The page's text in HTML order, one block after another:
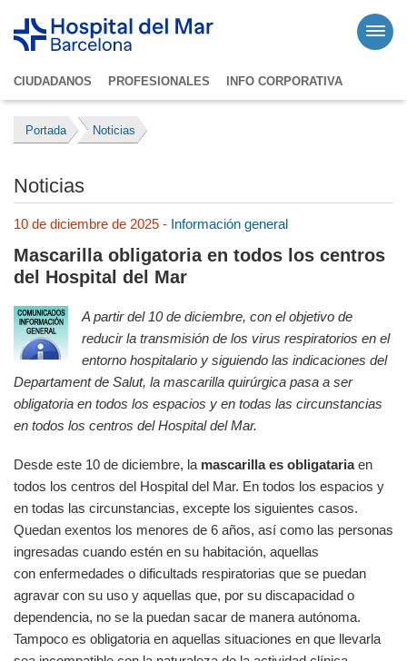
CIUDADANOS PROFESIONALES INFO CORPORATIVA
Portada Noticias
Noticias
10 de diciembre de 2025 - Información general
Mascarilla obligatoria en todos los centros
del Hospital del Mar
A partir del 10 de diciembre, con el objetivo de
reducir la transmisión de los virus respiratorios en el
entorno hospitalario y siguiendo las indicaciones del
Departament de Salut, la mascarilla quirúrgica pasa a ser
obligatoria en todos los espacios y en todas las circunstancias
en todos los centros del Hospital del Mar.
Desde este 10 de diciembre, la mascarilla es obligatariaen
todos los centros del Hospital del Mar. En todos los espacios y
en todas las circunstancias, excepte los siguientes casos.
Quedan exentos los menores de 6 años, así como las personas
ingresadas cuando estén en su habitación, aquellas
con enfermedades o dificultads respiratorias que se puedan
agravar con su uso y aquellas que, por su discapacidad o
dependencia, no se la puedan sacar de manera autónoma.
Tampoco es obligatoria en aquellas situaciones en que llevarla